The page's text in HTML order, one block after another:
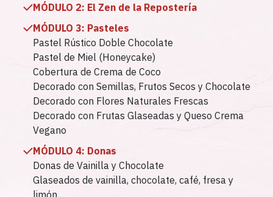
MÓDULO 2: El Zen de la Repostería
MÓDULO 3: Pasteles
Pastel Rústico Doble Chocolate
Pastel de Miel (Honeycake)
Cobertura de Crema de Coco
Decorado con Semillas, Frutos Secos y Chocolate
Decorado con Flores Naturales Frescas
Decorado con Frutas Glaseadas y Queso Crema
Vegano
MÓDULO 4: Donas
Donas de Vainilla y Chocolate
Glaseados de vainilla, chocolate, café, fresa y